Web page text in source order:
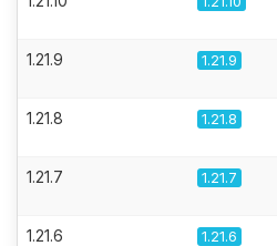
1.21.9 1.21.9
1.21.8 1.21.8
1.21.7 1.21.7
1.21.6 1.21.6